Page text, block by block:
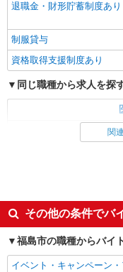
退職金・財形貯蓄制度あり
制服貸与
資格取得支援制度あり
同じ職種から求人を探
ボーナス・賞与あり
交通費支給
産休・育休取得実績あり
関
その他の条件でバ
福島市の職種からバイ
イベント・キャンペーン・